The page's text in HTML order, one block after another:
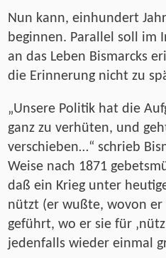
Nun kann, einhundert
beginnen. Parallel soll
an das Leben Bismarcks
die Erinnerung nicht zu
„Unsere Politik hat die
ganz zu verhüten, und
verschieben…“ schrieb
Weise nach 1871
daß ein Krieg unter
nützt (er wußte, wovon er
geführt, wo er sie für
jedenfalls wieder einmal